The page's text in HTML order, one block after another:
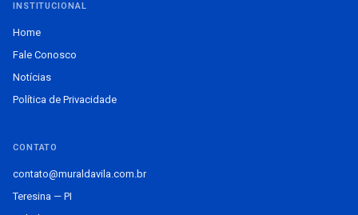
INSTITUCIONAL
Home
Fale Conosco
Notícias
Política de Privacidade
CONTATO
contato@muraldavila.com.br
Teresina — PI